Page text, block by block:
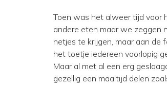
Toen was het alweer tijd voor
andere eten maar we zeggen
netjes te krijgen, maar aan de
het toetje iedereen voorlopig
Maar al met al een erg
gezellig een maaltijd delen